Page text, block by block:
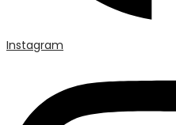
Instagram